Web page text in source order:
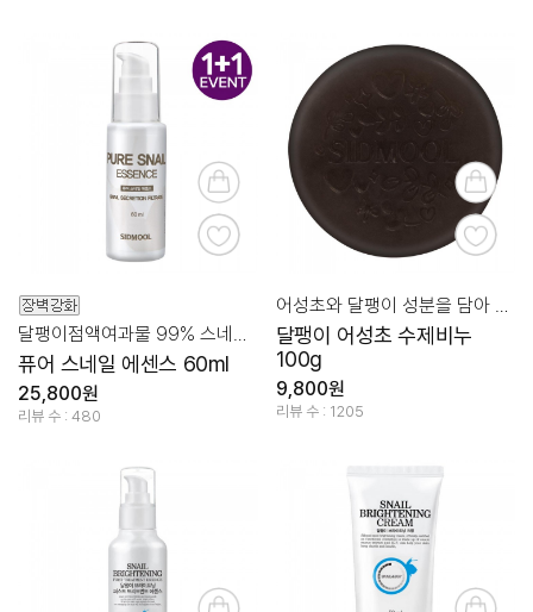
퓨어 스네일 에센스 60ml
25,800원
리뷰 수 : 480
달팽이 어성초 수제비누
100g
9,800원
리뷰 수 : 1205